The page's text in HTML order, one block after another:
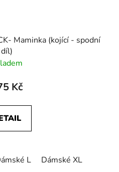
Maminka (kojící - spodní
díl)
Kč
L Dámské XL